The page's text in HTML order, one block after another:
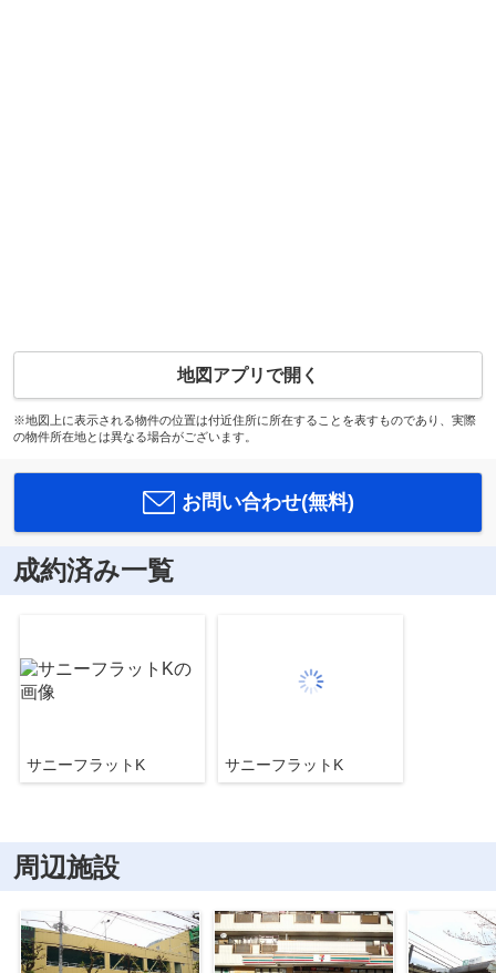
地図アプリで開く
※地図上に表示される物件の位置は付近住所に所在することを表すものであり、実際
の物件所在地とは異なる場合がございます。
お問い合わせ(無料)
成約済み一覧
サニーフラットK サニーフラットK
周辺施設